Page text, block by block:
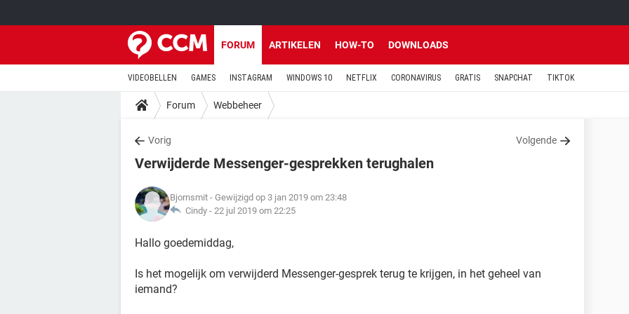
FORUM ARTIKELEN HOW-TO DOWNLOADS
VIDEOBELLEN GAMES INSTAGRAM WINDOWS 10 NETFLIX CORONAVIRUS GRATIS SNAPCHAT TIKTOK
Forum Webbeheer
Vorig Volgende
Verwijderde Messenger-gesprekken terughalen
Bjornsmit - Gewijzigd op 3 jan 2019 om 23:48
Cindy - 22 jul 2019 om 22:25
Hallo goedemiddag,
Is het mogelijk om verwijderd Messenger-gesprek terug te krijgen, in het geheel van
iemand?